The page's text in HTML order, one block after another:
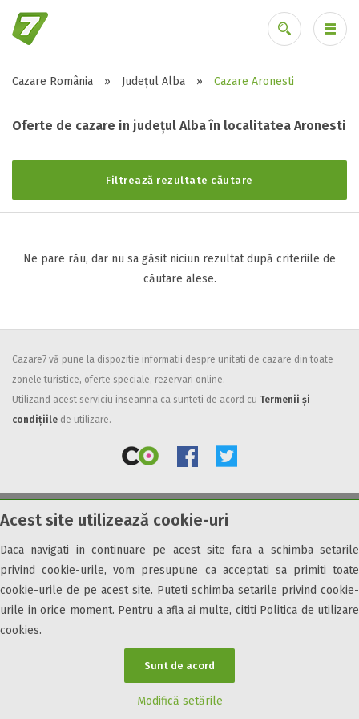
Acest site utilizează cookie-uri
Daca navigati in continuare pe acest site fara a schimba setarile
privind cookie-urile, vom presupune ca acceptati sa primiti toate
cookie-urile de pe acest site. Puteti schimba setarile privind cookie-
urile in orice moment. Pentru a afla ai multe, cititi Politica de utilizare
cookies.
Sunt de acord
Modifică setările
Cazare România » Județul Alba » Cazare Aronesti
Oferte de cazare in județul Alba în localitatea Aronesti
Filtrează rezultate căutare
Stele / margarete
Neclasificat
2 stele / margarete
3 stele / margarete
Facilități
Internet wireless
All inclusive
Pensiune completa
Demipensiune
Mic dejun
Accepta animale
Accepta voucher vacanta
Acces persoane cu dizabilități
Ne pare rău, dar nu sa găsit niciun rezultat după criteriile de
căutare alese.
Cazare7 vă pune la dispozitie informatii despre unitati de cazare din toate
zonele turistice, oferte speciale, rezervari online.
Utilizand acest serviciu inseamna ca sunteti de acord cu Termenii și
condițiile de utilizare.
© 2026 Cazare7. Toate drepturile rezervate.
Obiective turistice Informații utile Parteneri Cazare7 Harta Cazare7